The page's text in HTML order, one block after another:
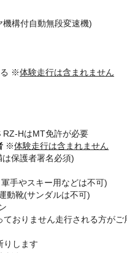
構付自動無段変速機)
る ※体験走行は含まれません
RZ-HはMT免許が必要
※体験走行は含まれません
保護者署名必須)
手やスキー用などは不可)
動靴(サンダルは不可)
りません走行される方がご
します